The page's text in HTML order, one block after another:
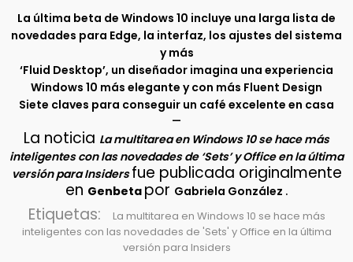
La última beta de Windows 10 incluye una larga lista de
novedades para Edge, la interfaz, los ajustes del sistema
y más
‘Fluid Desktop’, un diseñador imagina una experiencia
Windows 10 más elegante y con más Fluent Design
Siete claves para conseguir un café excelente en casa
–
La noticia La multitarea en Windows 10 se hace más
inteligentes con las novedades de ‘Sets’ y Office en la última
versión para Insidersfue publicada originalmente
en Genbeta por Gabriela González .
Etiquetas:
La multitarea en Windows 10 se hace más
inteligentes con las novedades de 'Sets' y Office en la última
versión para Insiders